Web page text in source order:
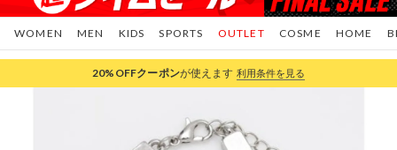
WOMEN MEN KIDS SPORTS COSME HOME
OUTLET
20%OFFクーポンが使えます 利用条件を見る